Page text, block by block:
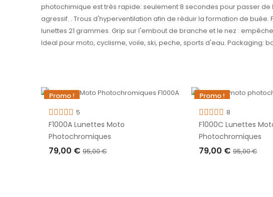
photochimique est très rapide: seulement 8 secondes pour passer
agressif. . Trous d'hyperventilation afin de réduir la formation de
lunettes 21 grammes. Grip sur l'embout de branche et le nez :
Ideal pour moto, cyclisme, voile, ski, peche, sports d'eau. Packaging:
Promo !
-16,00 €
Rupture de stock
5
F1000A Lunettes Moto
Photochromiques
79,00 € 95,00 €
Promo !
-16,00 €
Rupture de stock
8
F1000C Lunettes
Photochromiques
79,00 € 95,00 €